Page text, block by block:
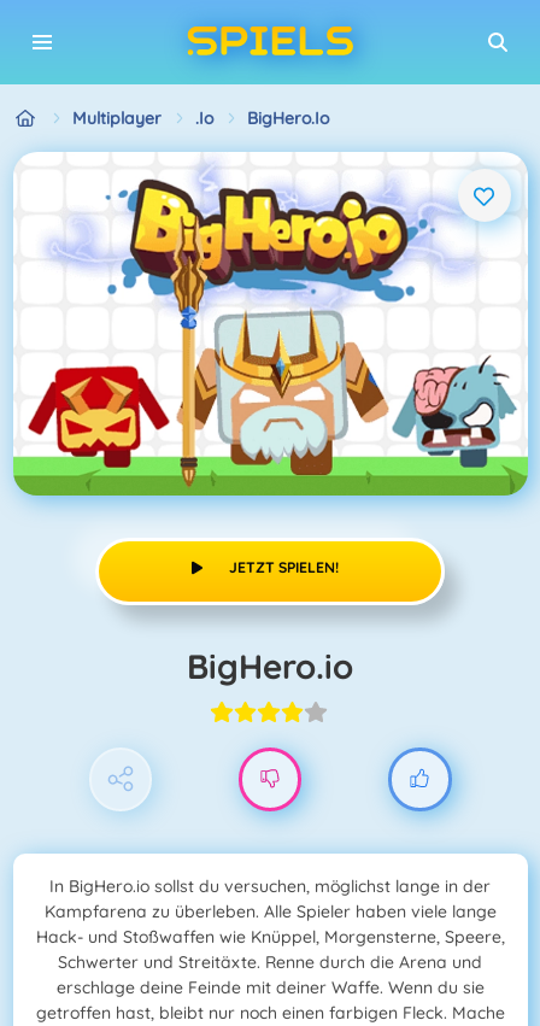
Multiplayer .io BigHero.io
JETZT SPIELEN!
BigHero.io
In BigHero.io sollst du versuchen, möglichst lange in der
Kampfarena zu überleben. Alle Spieler haben viele lange
Hack- und Stoßwaffen wie Knüppel, Morgensterne, Speere,
Schwerter und Streitäxte. Renne durch die Arena und
erschlage deine Feinde mit deiner Waffe. Wenn du sie
getroffen hast, bleibt nur noch einen farbigen Fleck. Mache